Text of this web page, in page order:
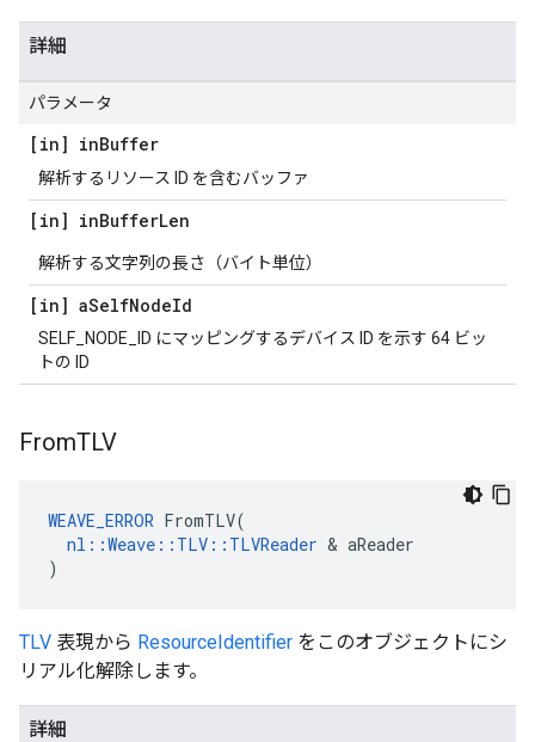
詳細
パラメータ
[in] inBuffer
解析するリソース ID を含むバッファ
[in] inBufferLen
解析する文字列の長さ（バイト単位）
[in] aSelfNodeId
SELF_NODE_ID にマッピングするデバイス ID を示す 64 ビッ
トの ID
FromTLV
WEAVE_ERROR FromTLV(
nl::Weave::TLV::TLVReader & aReader
)
TLV 表現から ResourceIdentifier をこのオブジェクトにシ
リアル化解除します。
詳細